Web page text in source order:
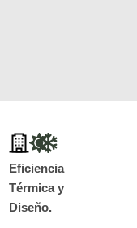
Eficiencia
Térmica y
Diseño.